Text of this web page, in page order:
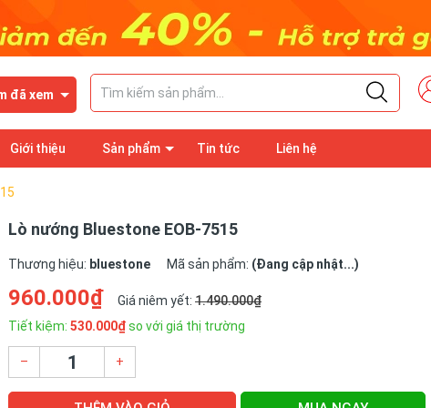
đã xem
Giới thiệu Sản phẩm Tin tức Liên hệ
Lò nướng Bluestone EOB-7515
Thương hiệu: bluestone Mã sản phẩm: (Đang cập nhật...)
960.000₫ Giá niêm yết: 1.490.000₫
Tiết kiệm: 530.000₫so với giá thị trường
– +